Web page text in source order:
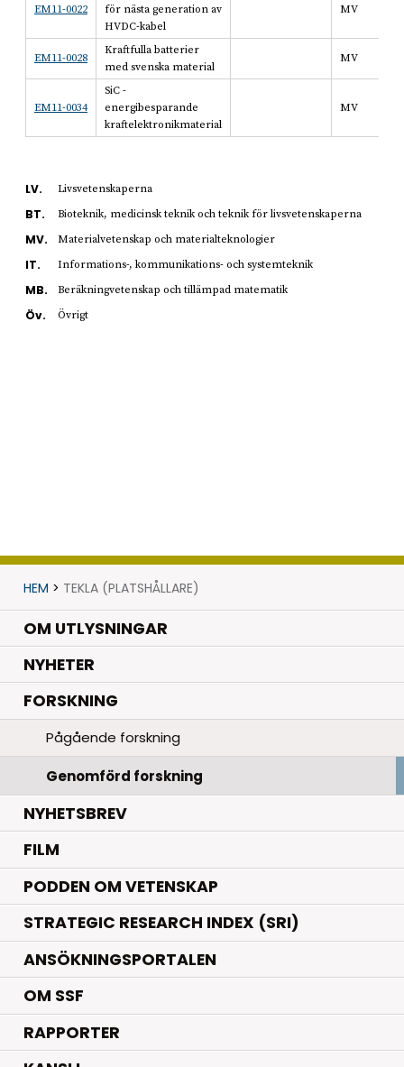
EM11-0022
för nästa generation av
HVDC-kabel
MV
EM11-0028
Kraftfulla batterier
med svenska material
MV
EM11-0034
SiC -
energibesparande
kraftelektronikmaterial
MV
LV. Livsvetenskaperna
BT. Bioteknik, medicinsk teknik och teknik för livsvetenskaperna
MV. Materialvetenskap och materialteknologier
IT. Informations-, kommunikations- och systemteknik
MB. Beräkningvetenskap och tillämpad matematik
Öv. Övrigt
HEM > TEKLA (PLATSHÅLLARE)
OM UTLYSNINGAR
NYHETER.
FORSKNING.
Pågående forskning
Genomförd forskning
NYHETSBREV
FILM
PODDEN OM VETENSKAP
STRATEGIC RESEARCH INDEX (SRI)
ANSÖKNINGSPORTALEN
OM SSF
RAPPORTER